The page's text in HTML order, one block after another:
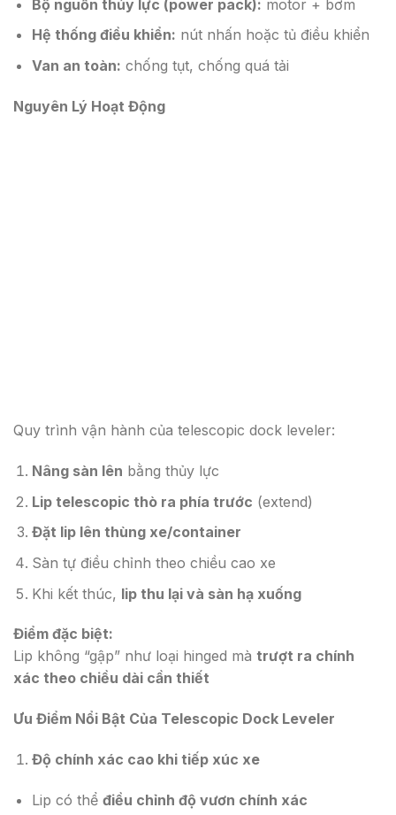
Bộ nguồn thủy lực (power pack): motor + bơm
Hệ thống điều khiển: nút nhấn hoặc tủ điều khiển
Van an toàn: chống tụt, chống quá tải
Nguyên Lý Hoạt Động
Quy trình vận hành của telescopic dock leveler:
Nâng sàn lên bằng thủy lực
Lip telescopic thò ra phía trước (extend)
Đặt lip lên thùng xe/container
Sàn tự điều chỉnh theo chiều cao xe
Khi kết thúc, lip thu lại và sàn hạ xuống
Điểm đặc biệt:
Lip không “gập” như loại hinged mà trượt ra chính
xác theo chiều dài cần thiết
Ưu Điểm Nổi Bật Của Telescopic Dock Leveler
Độ chính xác cao khi tiếp xúc xe
Lip có thể điều chỉnh độ vươn chính xác